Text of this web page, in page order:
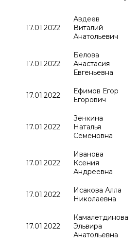
17.01.2022
Авдеев
Виталий
Анатольевич
17.01.2022
Белова
Анастасия
Евгеньевна
17.01.2022
Ефимов Егор
Егорович
17.01.2022
Зенкина
Наталья
Семеновна
17.01.2022
Иванова
Ксения
Андреевна
17.01.2022
Исакова Алла
Николаевна
17.01.2022
Камалетдинова
Эльвира
Анатольевна